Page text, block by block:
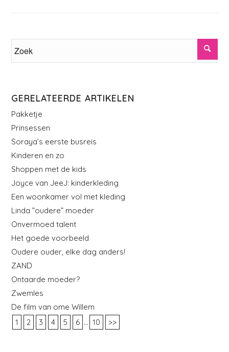
GERELATEERDE ARTIKELEN
Pakketje
Prinsessen
Soraya’s eerste busreis
Kinderen en zo
Shoppen met de kids
Joyce van JeeJ: kinderkleding
Een woonkamer vol met kleding
Linda ”oudere” moeder
Onvermoed talent
Het goede voorbeeld
Oudere ouder, elke dag anders!
ZAND
Ontaarde moeder?
Zwemles
De film van ome Willem
1
2 3 4 5 6 ... 10 >>